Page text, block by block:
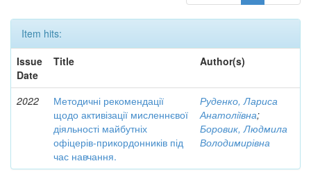
Item hits:
Issue
Date
Title Author(s)
2022
Методичні рекомендації
щодо активізації мисленнєвої
діяльності майбутніх
офіцерів-прикордонників під
час навчання.
Руденко, Лариса
Анатоліївна;
Боровик, Людмила
Володимирівна